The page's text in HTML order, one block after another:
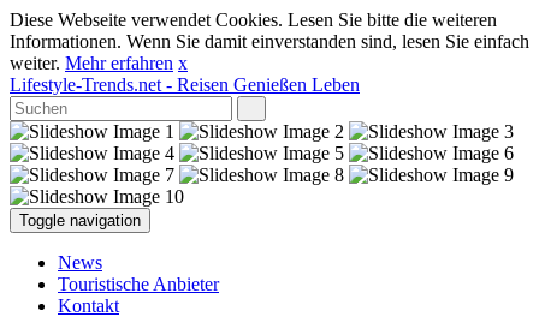
Diese Webseite verwendet Cookies. Lesen Sie bitte die weiteren
Informationen. Wenn Sie damit einverstanden sind, lesen Sie einfach
weiter. Mehr erfahren x
Lifestyle-Trends.net - Reisen Genießen Leben
Toggle navigation
News
Touristische Anbieter
Kontakt